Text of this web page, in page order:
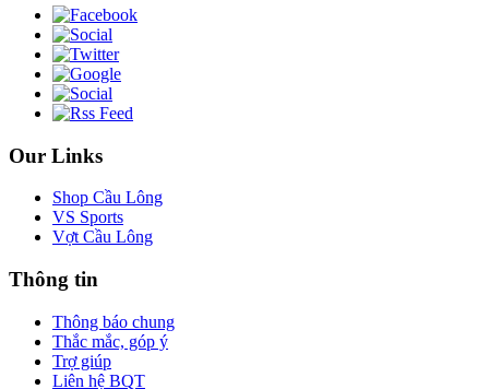
Our Links
Shop Cầu Lông
VS Sports
Vợt Cầu Lông
Thông tin
Thông báo chung
Thắc mắc, góp ý
Trợ giúp
Liên hệ BQT